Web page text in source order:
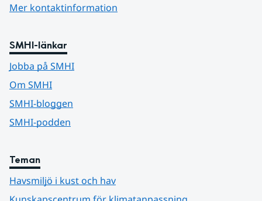
Mer kontaktinformation
SMHI-länkar
Jobba på SMHI
Om SMHI
SMHI-bloggen
SMHI-podden
Teman
Havsmiljö i kust och hav